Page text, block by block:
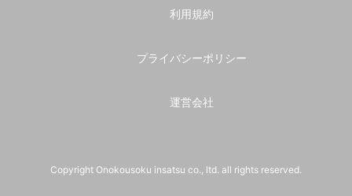
利用規約
プライバシーポリシー
運営会社
Copyright Onokousoku insatsu co., ltd. all rights reserved.